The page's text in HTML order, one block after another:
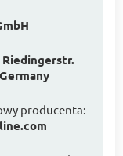
Riedingerstr.
producenta: